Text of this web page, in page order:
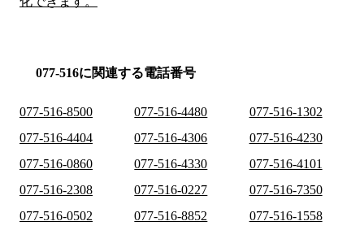
077-516に関連する電話番号
077-516-8500 077-516-4480
077-516-1302
077-516-4404
077-516-4306
077-516-4230
077-516-0860
077-516-4330
077-516-4101
077-516-2308
077-516-0227
077-516-7350
077-516-0502
077-516-8852
077-516-1558